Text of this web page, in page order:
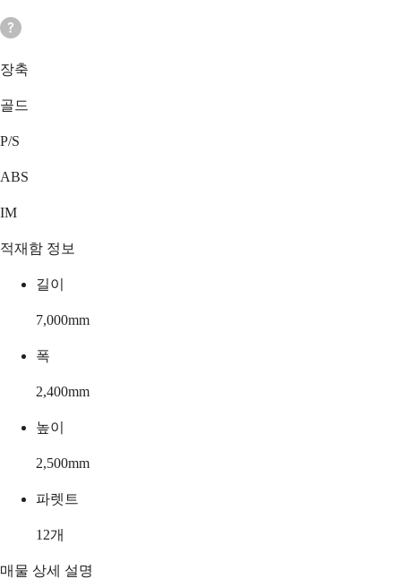
장축
골드
P/S
ABS
IM
적재함 정보
길이
7,000mm
폭
2,400mm
높이
2,500mm
파렛트
12개
매물 상세 설명